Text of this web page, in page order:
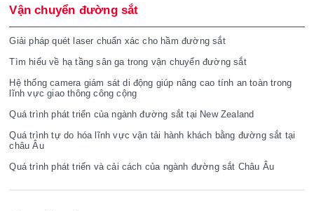
Vận chuyển đường sắt
Giải pháp quét laser chuẩn xác cho hầm đường sắt
Tìm hiểu về hạ tầng sân ga trong vận chuyển đường sắt
Hệ thống camera giám sát di động giúp nâng cao tính an toàn trong
lĩnh vực giao thông công cộng
Quá trình phát triển của ngành đường sắt tại New Zealand
Quá trình tự do hóa lĩnh vực vận tải hành khách bằng đường sắt tại
châu Âu
Quá trình phát triển và cải cách của ngành đường sắt Châu Âu